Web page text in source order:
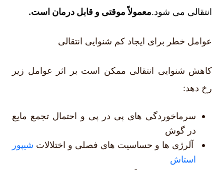
انتقالی می شود.معمولاً موقتی و قابل درمان است.
عوامل خطر برای ایجاد کم شنوایی انتقالی
کاهش شنوایی انتقالی ممکن است بر اثر عوامل زیر
رخ دهد:
سرماخوردگی های پی در پی و احتمال تجمع مایع
در گوش
آلرژی ها و حساسیت های فصلی و اختلالات شیپور
استاش